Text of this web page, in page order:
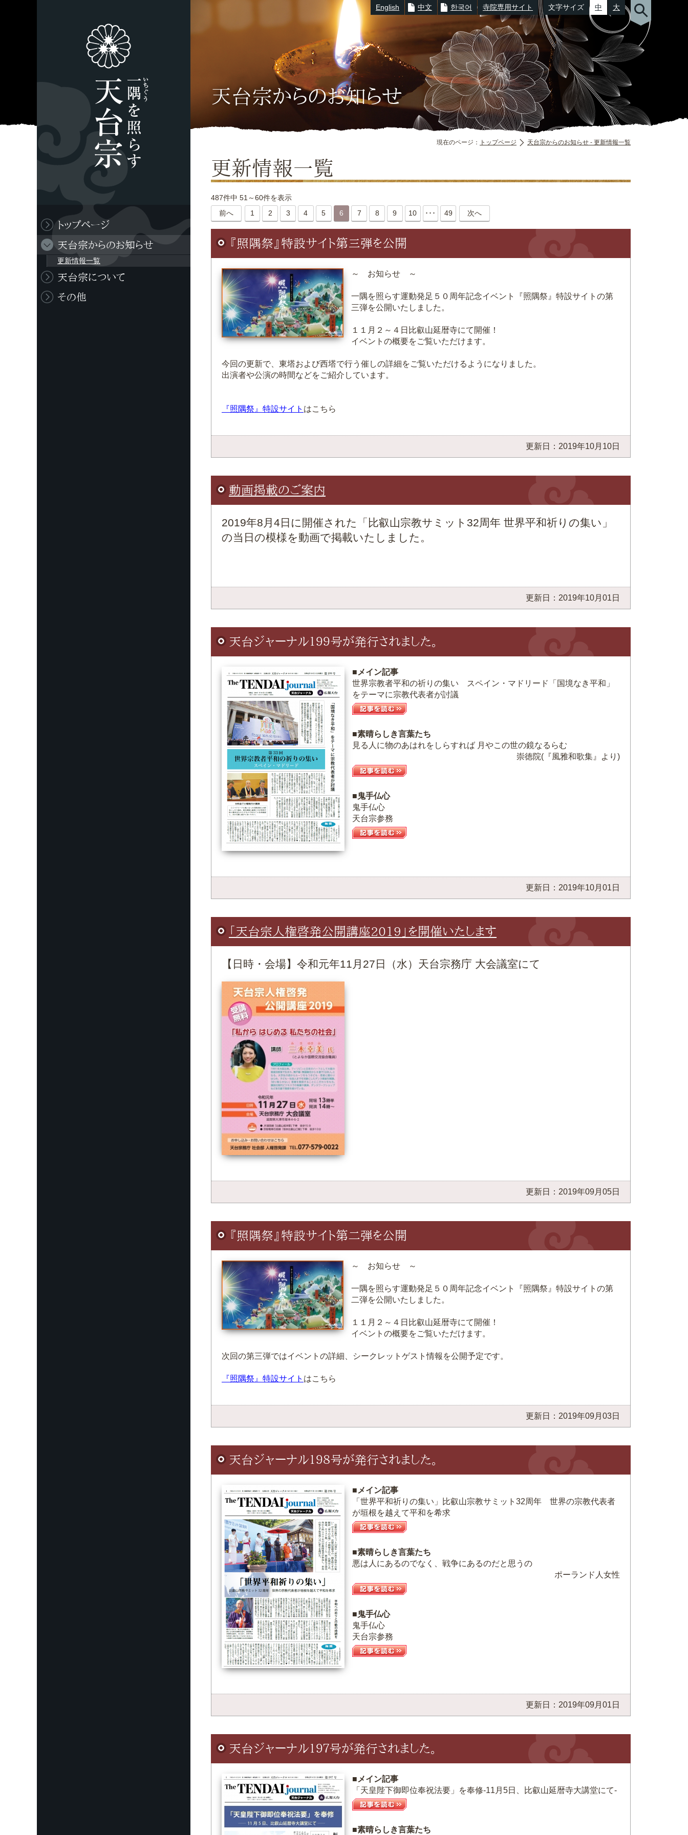
※キーワード例： 延暦寺| 滋賀教区 大津市 520-0116（郵便番号）
English 中文 한국어 寺院専用サイト 文字サイズ 中 大
現在のページ： トップページ 天台宗からのお知らせ - 更新情報一覧
天台宗からのお知らせ
更新情報一覧
487件中 51～60件を表示
前へ
1 2 3 4 5 6 7 8 9 10 ･･･ 49 次へ
『照隅祭』特設サイト第三弾を公開
～ お知らせ ～
一隅を照らす運動発足５０周年記念イベント『照隅祭』特設サイトの第
三弾を公開いたしました。
１１月２～４日比叡山延暦寺にて開催！
イベントの概要をご覧いただけます。
今回の更新で、東塔および西塔で行う催しの詳細をご覧いただけるようになりました。
出演者や公演の時間などをご紹介しています。
『照隅祭』特設サイト はこちら
更新日：2019年10月10日
動画掲載のご案内
2019年8月4日に開催された「比叡山宗教サミット32周年 世界平和祈りの集い」
の当日の模様を動画で掲載いたしました。
更新日：2019年10月01日
天台ジャーナル１９９号が発行されました。
■メイン記事
世界宗教者平和の祈りの集い スペイン・マドリード「国境なき平和」
をテーマに宗教代表者が討議
■素晴らしき言葉たち
見る人に物のあはれをしらすれば 月やこの世の鏡なるらむ
崇徳院(『風雅和歌集』より)
■鬼手仏心
鬼手仏心
天台宗参務
更新日：2019年10月01日
「天台宗人権啓発公開講座2019」を開催いたします
【日時・会場】令和元年11月27日（水）天台宗務庁 大会議室にて
更新日：2019年09月05日
『照隅祭』特設サイト第二弾を公開
～ お知らせ ～
一隅を照らす運動発足５０周年記念イベント『照隅祭』特設サイトの第
二弾を公開いたしました。
１１月２～４日比叡山延暦寺にて開催！
イベントの概要をご覧いただけます。
次回の第三弾ではイベントの詳細、シークレットゲスト情報を公開予定です。
『照隅祭』特設サイト はこちら
更新日：2019年09月03日
天台ジャーナル１９８号が発行されました。
■メイン記事
「世界平和祈りの集い」比叡山宗教サミット32周年 世界の宗教代表者
が垣根を越えて平和を希求
■素晴らしき言葉たち
悪は人にあるのでなく、戦争にあるのだと思うの
ポーランド人女性
■鬼手仏心
鬼手仏心
天台宗参務
更新日：2019年09月01日
天台ジャーナル１９７号が発行されました。
■メイン記事
「天皇陛下御即位奉祝法要」を奉修-11月5日、比叡山延暦寺大講堂にて-
■素晴らしき言葉たち
トップページ
天台宗からのお知らせ
更新情報一覧
天台宗について
その他